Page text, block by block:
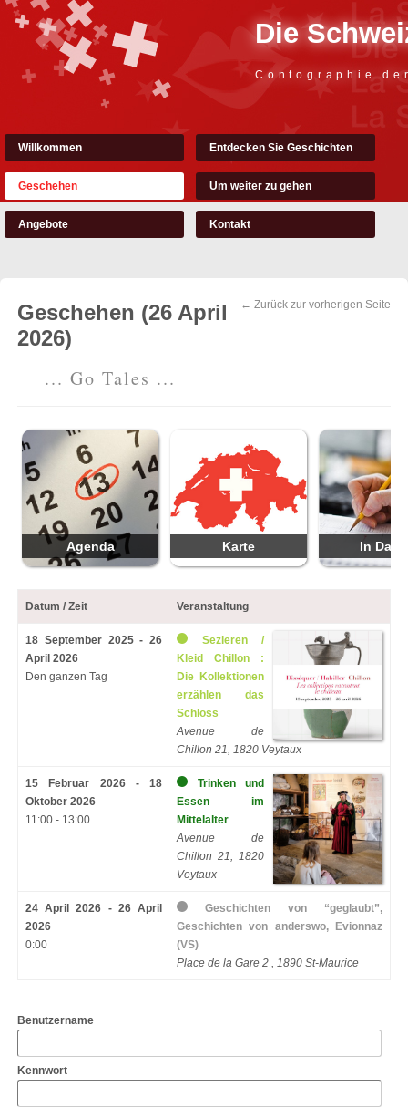
Die
Contographie
Willkommen Entdecken Sie Geschichten
Geschehen Um weiter zu gehen
Angebote Kontakt
← Zurück zur vorherigen Seite
Geschehen (26 April
2026)
... Go Tales ...
Agenda Karte In
Datum / Zeit Veranstaltung
18 September 2025 - 26
April 2026
Den ganzen Tag
Sezieren /
Kleid Chillon :
Die Kollektionen
erzählen das
Schloss
Avenue de
Chillon 21, 1820 Veytaux
15 Februar 2026 - 18
Oktober 2026
11:00 - 13:00
Trinken und
Essen im
Mittelalter
Avenue de
Chillon 21, 1820
Veytaux
24 April 2026 - 26 April
2026
0:00
Geschichten von “geglaubt”,
Geschichten von anderswo, Evionnaz
(VS)
Place de la Gare 2 , 1890 St-Maurice
Benutzername
Kennwort